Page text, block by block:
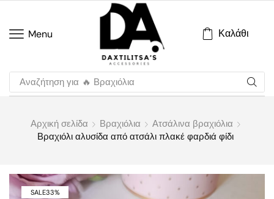
Menu Καλάθι
Αναζήτηση για 🔥 Βραχιόλια
Αρχική σελίδα Βραχιόλια
Ατσάλινα βραχιόλια
Βραχιόλι αλυσίδα από ατσάλι πλακέ φαρδιά φίδι
SALE33%